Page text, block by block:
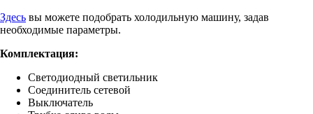
Здесь вы можете подобрать холодильную машину, задав
необходимые параметры.
Комплектация:
Светодиодный светильник
Соединитель сетевой
Выключатель